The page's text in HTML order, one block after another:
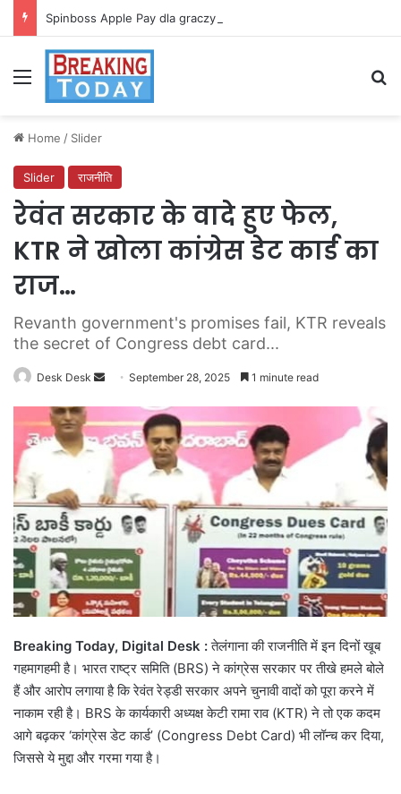
Spinboss Apple Pay dla graczy na iPhone
Menu
Home / Slider
Slider राजनीति
रेवंत सरकार के वादे हुए फेल,
KTR ने खोला कांग्रेस डेट कार्ड का
राज…
Revanth government's promises fail, KTR reveals
the secret of Congress debt card...
Desk Desk
Send
email
September 28, 2025 1 minute read
Breaking Today, Digital Desk :तेलंगाना की राजनीति में इन दिनों खूब
गहमागहमी है। भारत राष्ट्र समिति (BRS) ने कांग्रेस सरकार पर तीखे हमले बोले
हैं और आरोप लगाया है कि रेवंत रेड्डी सरकार अपने चुनावी वादों को पूरा करने में
नाकाम रही है। BRS के कार्यकारी अध्यक्ष केटी रामा राव (KTR) ने तो एक कदम
आगे बढ़कर ‘कांग्रेस डेट कार्ड’ (Congress Debt Card) भी लॉन्च कर दिया,
जिससे ये मुद्दा और गरमा गया है।